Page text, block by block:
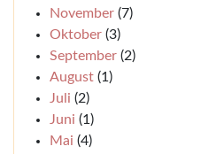
November (7)
Oktober (3)
September (2)
August (1)
Juli (2)
Juni (1)
Mai (4)